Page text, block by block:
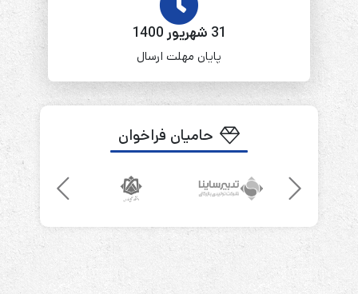
31 شهریور 1400
پایان مهلت ارسال
حامیان فراخوان